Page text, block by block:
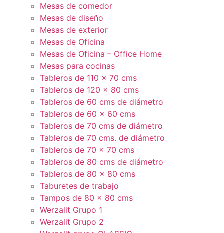
Mesas de comedor
Mesas de diseño
Mesas de exterior
Mesas de Oficina
Mesas de Oficina – Office Home
Mesas para cocinas
Tableros de 110 x 70 cms
Tableros de 120 x 80 cms
Tableros de 60 cms de diámetro
Tableros de 60 x 60 cms
Tableros de 70 cms de diámetro
Tableros de 70 cms. de diámetro
Tableros de 70 x 70 cms
Tableros de 80 cms de diámetro
Tableros de 80 x 80 cms
Taburetes de trabajo
Tampos de 80 x 80 cms
Werzalit Grupo 1
Werzalit Grupo 2